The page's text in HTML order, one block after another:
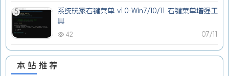
5
系统玩家右键菜单 v1.0-Win7/10/11 右键菜单增强工
具
07/11
42
本站推荐